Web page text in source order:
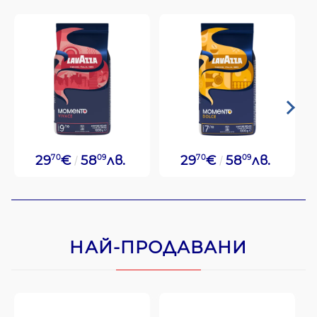
2970€ 5809лв. 2970€ 5809лв.
НАЙ-ПРОДАВАНИ